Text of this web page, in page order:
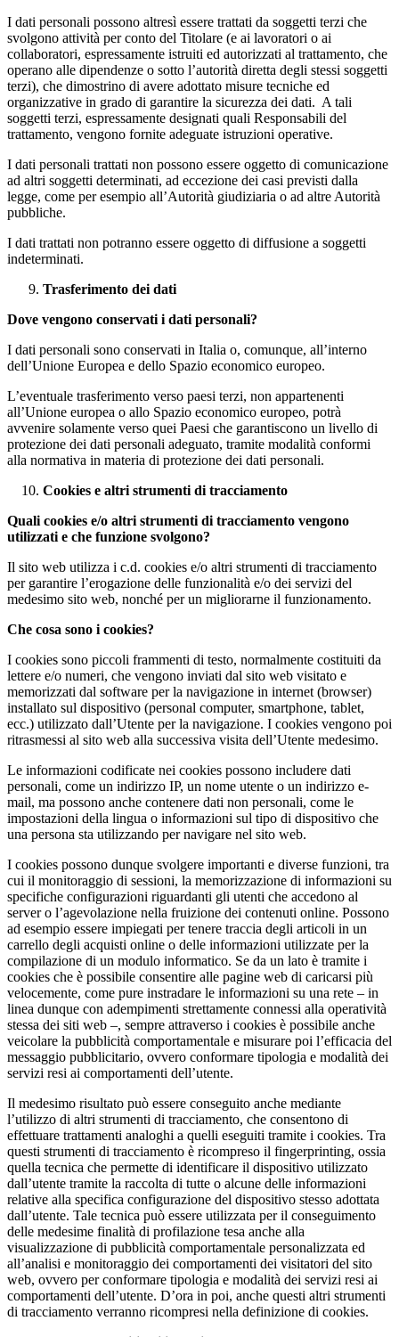
I dati personali possono altresì essere trattati da soggetti terzi che
svolgono attività per conto del Titolare (e ai lavoratori o ai
collaboratori, espressamente istruiti ed autorizzati al trattamento, che
operano alle dipendenze o sotto l’autorità diretta degli stessi soggetti
terzi), che dimostrino di avere adottato misure tecniche ed
organizzative in grado di garantire la sicurezza dei dati. A tali
soggetti terzi, espressamente designati quali Responsabili del
trattamento, vengono fornite adeguate istruzioni operative.
I dati personali trattati non possono essere oggetto di comunicazione
ad altri soggetti determinati, ad eccezione dei casi previsti dalla
legge, come per esempio all’Autorità giudiziaria o ad altre Autorità
pubbliche.
I dati trattati non potranno essere oggetto di diffusione a soggetti
indeterminati.
Trasferimento dei dati
Dove vengono conservati i dati personali?
I dati personali sono conservati in Italia o, comunque, all’interno
dell’Unione Europea e dello Spazio economico europeo.
L’eventuale trasferimento verso paesi terzi, non appartenenti
all’Unione europea o allo Spazio economico europeo, potrà
avvenire solamente verso quei Paesi che garantiscono un livello di
protezione dei dati personali adeguato, tramite modalità conformi
alla normativa in materia di protezione dei dati personali.
Cookies e altri strumenti di tracciamento
Quali cookies e/o altri strumenti di tracciamento vengono
utilizzati e che funzione svolgono?
Il sito web utilizza i c.d. cookies e/o altri strumenti di tracciamento
per garantire l’erogazione delle funzionalità e/o dei servizi del
medesimo sito web, nonché per un migliorarne il funzionamento.
Che cosa sono i cookies?
I cookies sono piccoli frammenti di testo, normalmente costituiti da
lettere e/o numeri, che vengono inviati dal sito web visitato e
memorizzati dal software per la navigazione in internet (browser)
installato sul dispositivo (personal computer, smartphone, tablet,
ecc.) utilizzato dall’Utente per la navigazione. I cookies vengono poi
ritrasmessi al sito web alla successiva visita dell’Utente medesimo.
Le informazioni codificate nei cookies possono includere dati
personali, come un indirizzo IP, un nome utente o un indirizzo e-
mail, ma possono anche contenere dati non personali, come le
impostazioni della lingua o informazioni sul tipo di dispositivo che
una persona sta utilizzando per navigare nel sito web.
I cookies possono dunque svolgere importanti e diverse funzioni, tra
cui il monitoraggio di sessioni, la memorizzazione di informazioni su
specifiche configurazioni riguardanti gli utenti che accedono al
server o l’agevolazione nella fruizione dei contenuti online. Possono
ad esempio essere impiegati per tenere traccia degli articoli in un
carrello degli acquisti online o delle informazioni utilizzate per la
compilazione di un modulo informatico. Se da un lato è tramite i
cookies che è possibile consentire alle pagine web di caricarsi più
velocemente, come pure instradare le informazioni su una rete – in
linea dunque con adempimenti strettamente connessi alla operatività
stessa dei siti web –, sempre attraverso i cookies è possibile anche
veicolare la pubblicità comportamentale e misurare poi l’efficacia del
messaggio pubblicitario, ovvero conformare tipologia e modalità dei
servizi resi ai comportamenti dell’utente.
Il medesimo risultato può essere conseguito anche mediante
l’utilizzo di altri strumenti di tracciamento, che consentono di
effettuare trattamenti analoghi a quelli eseguiti tramite i cookies. Tra
questi strumenti di tracciamento è ricompreso il fingerprinting, ossia
quella tecnica che permette di identificare il dispositivo utilizzato
dall’utente tramite la raccolta di tutte o alcune delle informazioni
relative alla specifica configurazione del dispositivo stesso adottata
dall’utente. Tale tecnica può essere utilizzata per il conseguimento
delle medesime finalità di profilazione tesa anche alla
visualizzazione di pubblicità comportamentale personalizzata ed
all’analisi e monitoraggio dei comportamenti dei visitatori del sito
web, ovvero per conformare tipologia e modalità dei servizi resi ai
comportamenti dell’utente. D’ora in poi, anche questi altri strumenti
di tracciamento verranno ricompresi nella definizione di cookies.